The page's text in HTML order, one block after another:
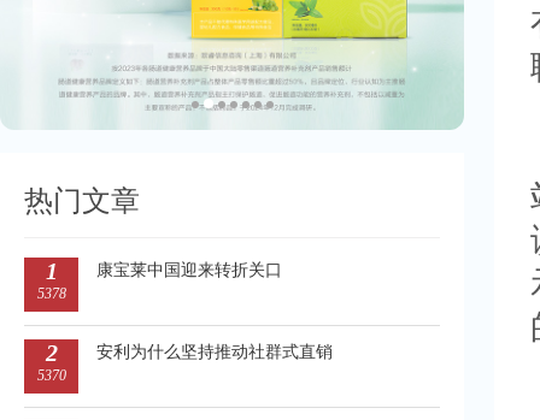
热门文章
1
5378
康宝莱中国迎来转折关口
2
5370
安利为什么坚持推动社群式直销